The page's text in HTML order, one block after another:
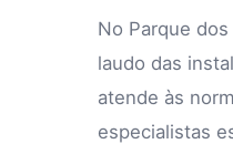
No Parque
laudo das
atende às
especialistas